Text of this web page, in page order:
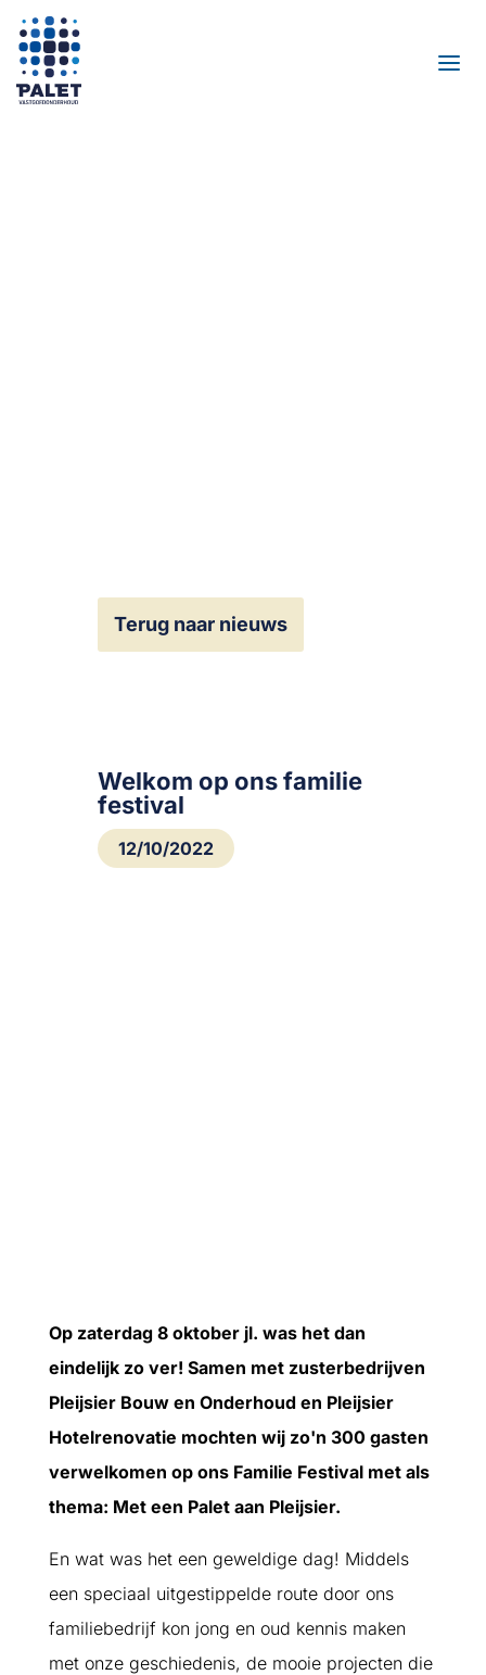
Terug naar nieuws
Welkom op ons familie
festival
12/10/2022
Op zaterdag 8 oktober jl. was het dan
eindelijk zo ver! Samen met zusterbedrijven
Pleijsier Bouw en Onderhoud en Pleijsier
Hotelrenovatie mochten wij zo'n 300 gasten
verwelkomen op ons Familie Festival met als
thema: Met een Palet aan Pleijsier.
En wat was het een geweldige dag! Middels
een speciaal uitgestippelde route door ons
familiebedrijf kon jong en oud kennis maken
met onze geschiedenis, de mooie projecten die